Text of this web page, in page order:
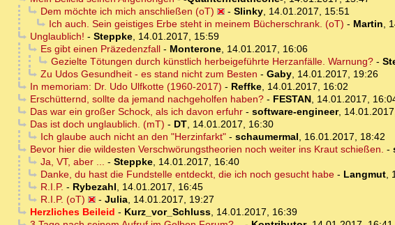
Dem möchte ich mich anschließen (oT)
- Slinky, 14.01.2017, 15:51
Ich auch. Sein geistiges Erbe steht in meinem Bücherschrank. (oT) - Martin,
Unglaublich! - Steppke, 14.01.2017, 15:59
Es gibt einen Präzedenzfall- Monterone, 14.01.2017, 16:06
Gezielte Tötungen durch künstlich herbeigeführte Herzanfälle. Warnung?-
Zu Udos Gesundheit - es stand nicht zum Besten - Gaby, 14.01.2017, 19:26
In memoriam: Dr. Udo Ulfkotte (1960-2017) - Reffke, 14.01.2017, 16:02
Erschütternd, sollte da jemand nachgeholfen haben?- FESTAN, 14.01.2017,
Das war ein großer Schock, als ich davon erfuhr- software-engineer,
Das ist doch unglaublich. (mT) - DT, 14.01.2017, 16:30
Ich glaube auch nicht an den "Herzinfarkt"- schaumermal, 16.01.2017, 18:42
Bevor hier die wildesten Verschwörungstheorien noch weiter ins Kraut schießen. -
Ja, VT, aber ... - Steppke, 14.01.2017, 16:40
Danke, du hast die Fundstelle entdeckt, die ich noch gesucht habe- Langmut,
R.I.P. - Rybezahl, 14.01.2017, 16:45
R.I.P. (oT)
- Julia, 14.01.2017, 19:27
Herzliches Beileid - Kurz_vor_Schluss, 14.01.2017, 16:39